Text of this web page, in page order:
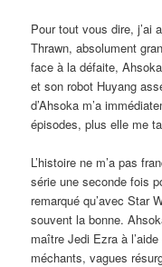
Pour tout vous dire, j’ai
Thrawn, absolument
face à la défaite,
et son robot Huyang
d’Ahsoka m’a
épisodes, plus elle me
L’histoire ne m’a pas
série une seconde fois
remarqué qu’avec Star
souvent la bonne.
maître Jedi Ezra à
méchants, vagues